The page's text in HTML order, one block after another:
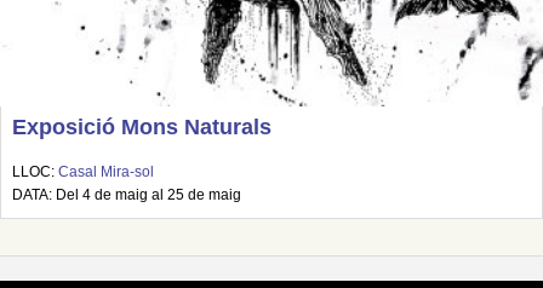
Exposició Mons Naturals
LLOC: Casal Mira-sol
DATA: Del 4 de maig al 25 de maig